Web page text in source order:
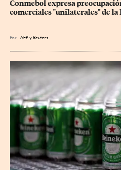
Conmebol expresa
comerciales "unilaterales" de la
Por AFP yReuters